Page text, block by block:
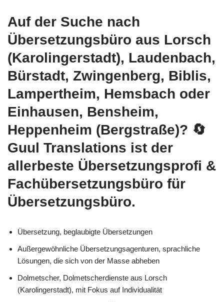
Auf der Suche nach
Übersetzungsbüro aus Lorsch
(Karolingerstadt), Laudenbach,
Bürstadt, Zwingenberg, Biblis,
Lampertheim, Hemsbach oder
Einhausen, Bensheim,
Heppenheim (Bergstraße)? 🔄
Guul Translations ist der
allerbeste Übersetzungsprofi &
Fachübersetzungsbüro für
Übersetzungsbüro.
Übersetzung, beglaubigte Übersetzungen
Außergewöhnliche Übersetzungsagenturen, sprachliche
Lösungen, die sich von der Masse abheben
Dolmetscher, Dolmetscherdienste aus Lorsch
(Karolingerstadt), mit Fokus auf Individualität